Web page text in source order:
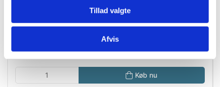
Tillad valgte
Afvis
DKK 15,96 ekskl. moms
Køb nu